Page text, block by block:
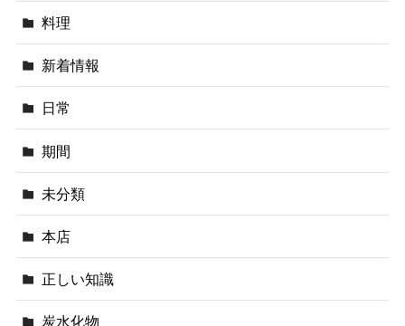
料理
新着情報
日常
期間
未分類
本店
正しい知識
炭水化物